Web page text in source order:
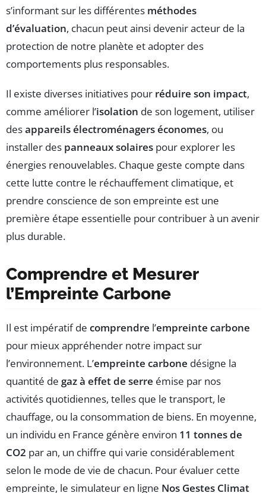
s’informant sur les différentes méthodes
d’évaluation, chacun peut ainsi devenir acteur de la
protection de notre planète et adopter des
comportements plus responsables.
Il existe diverses initiatives pour réduire son impact,
comme améliorer l’isolation de son logement, utiliser
desappareils électroménagers économes, ou
installer des panneaux solaires pour explorer les
énergies renouvelables. Chaque geste compte dans
cette lutte contre le réchauffement climatique, et
prendre conscience de son empreinte est une
première étape essentielle pour contribuer à un avenir
plus durable.
Comprendre et Mesurer
l’Empreinte Carbone
Il est impératif de comprendre l’empreinte carbone
pour mieux appréhender notre impact sur
l’environnement. L’empreinte carbone désigne la
quantité de gaz à effet de serre émise par nos
activités quotidiennes, telles que le transport, le
chauffage, ou la consommation de biens. En moyenne,
un individu en France génère environ 11 tonnes de
CO2 par an, un chiffre qui varie considérablement
selon le mode de vie de chacun. Pour évaluer cette
empreinte, le simulateur en ligne Nos Gestes Climat